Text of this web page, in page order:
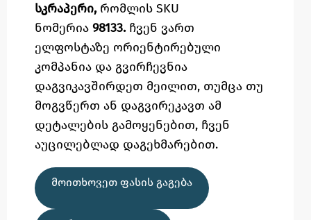
სკრაპერი, რომლის SKU
ნომერია 98133. ჩვენ ვართ
ელფოსტაზე ორიენტირებული
კომპანია და გვირჩევნია
დაგვიკავშირდეთ მეილით, თუმცა თუ
მოგვწერთ ან დაგვირეკავთ ამ
დეტალების გამოყენებით, ჩვენ
აუცილებლად დაგეხმარებით.
ᲛᲝᲘᲗᲮᲝᲕᲔᲗ ᲤᲐᲡᲘᲡ ᲒᲐᲒᲔᲑᲐ